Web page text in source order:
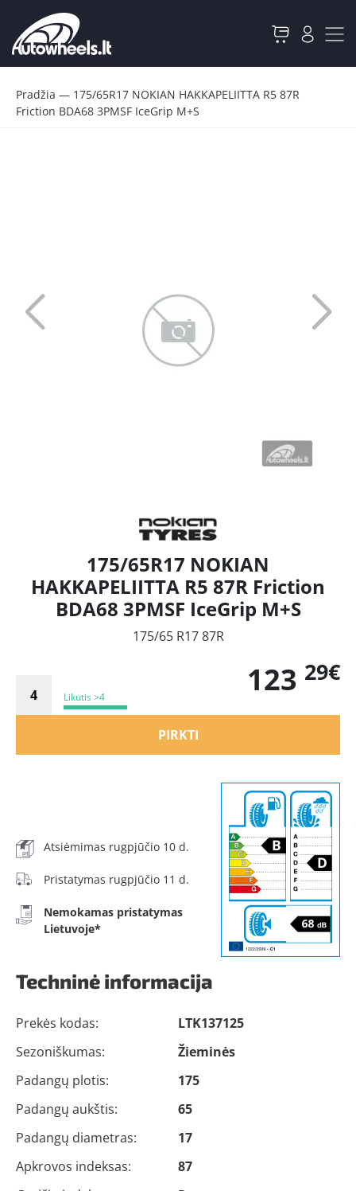
Pradžia — 175/65R17 NOKIAN HAKKAPELIITTA R5 87R
Friction BDA68 3PMSF IceGrip M+S
175/65R17 NOKIAN
HAKKAPELIITTA R5 87R Friction
BDA68 3PMSF IceGrip M+S
175/65 R17 87R
Likutis >4 123 29€
PIRKTI
Atsiėmimas rugpjūčio 10 d.
Pristatymas rugpjūčio 11 d.
Nemokamas pristatymas
Lietuvoje*
Techninė informacija
Prekės kodas:
LTK137125
Sezoniškumas:
Žieminės
Padangų plotis:
175
Padangų aukštis:
65
Padangų diametras:
17
Apkrovos indeksas:
87